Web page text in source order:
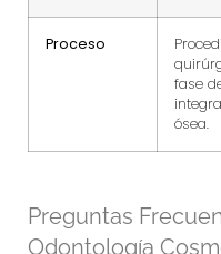
Proceso
fase
ósea.
Preguntas
Odontología